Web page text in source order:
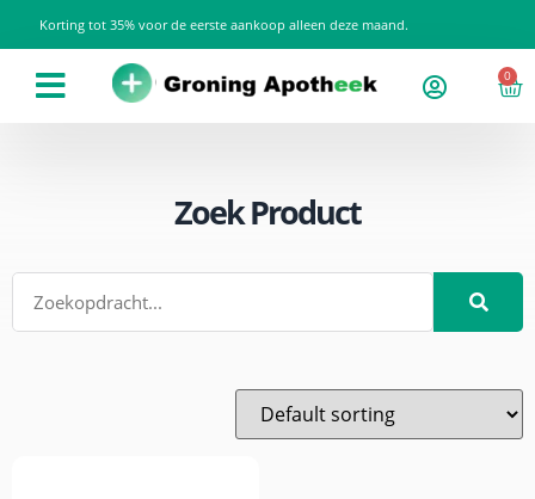
Korting tot 35% voor de eerste aankoop alleen deze maand.
0
Zoek Product